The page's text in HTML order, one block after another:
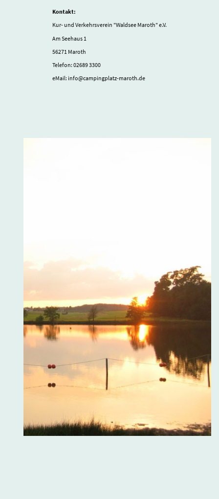
Kontakt:
Kur- und Verkehrsverein "Waldsee Maroth" e.V.
Am Seehaus 1
56271 Maroth
Telefon: 02689 3300
eMail: info@campingplatz-maroth.de